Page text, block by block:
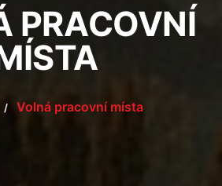
PRACOVNÍ
/ Volná pracovní místa